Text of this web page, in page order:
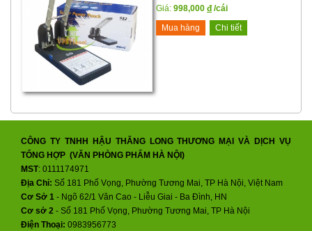
Giá: 998,000 đ /cái
Mua hàng
Chi tiết
CÔNG TY TNHH HẬU THĂNG LONG THƯƠNG MẠI VÀ DỊCH VỤ
TỔNG HỢP (VĂN PHÒNG PHẨM HÀ NỘI)
MST: 0111174971
Địa Chỉ: Số 181 Phố Vọng, Phường Tương Mai, TP Hà Nội, Việt Nam
Cơ Sở 1 - Ngõ 62/1 Văn Cao - Liễu Giai - Ba Đình, HN
Cơ sở 2 - Số 181 Phố Vọng, Phường Tương Mai, TP Hà Nội
Điện Thoại: 0983956773